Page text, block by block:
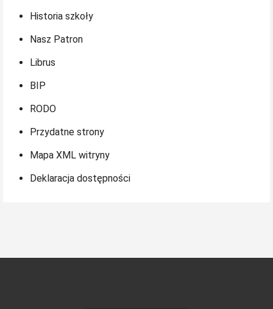
Historia szkoły
Nasz Patron
Librus
BIP
RODO
Przydatne strony
Mapa XML witryny
Deklaracja dostępności